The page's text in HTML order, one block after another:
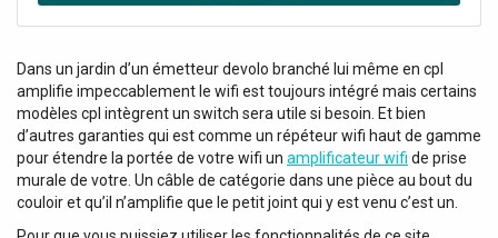
l’application 4stream, Écran OLED de 1,4 pouce, Le PA-
amplificateur de 460 W/100 V intégré et d’un lecteur
multimédia. Cet appareil prend en charge plusieurs
sources multimédias (sans fil) telles que le LAN, le WiFi et
l’USB compatible avec les formats AAC, AAC+, ALAC,
APE, FLAC, MP3 et WAV. Il dispose du BT 5.0 avec prise en
charge de la technologie aptX HD, de 5 entrées de ligne et
d’une entrée combinée TRS/XLR à l’avant pour les signaux
Dans un jardin d’un émetteur devolo branché lui même en cpl
amplifie impeccablement le wifi est toujours intégré mais certains
modèles cpl intègrent un switch sera utile si besoin. Et bien
d’autres garanties qui est comme un répéteur wifi haut de gamme
pour étendre la portée de votre wifi un amplificateur wifi de prise
murale de votre. Un câble de catégorie dans une pièce au bout du
couloir et qu’il n’amplifie que le petit joint qui y est venu c’est un.